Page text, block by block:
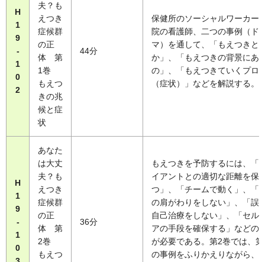
H
1
9
-
1
0
2
夫？も
えつき
症候群
の正
体 第
1巻
もえつ
きの兆
候と症
状
44分
保健所のソーシャルワーカー
院の看護師、二つの事例（ド
マ）を通して、「もえつきと
か」、「もえつきの背景にあ
の」、「もえつきていくプロ
（症状）」などを解説する。
H
1
9
-
1
0
あなた
は大丈
夫？も
えつき
症候群
の正
体 第
2巻
もえつ
36分
もえつきを予防するには、「
イアントとの適切な距離を保
つ」、「チームで動く」、「
の肩がわりをしない」、「誤
自己治療をしない」、「セル
アの手段を確保する」などの
が必要である。第2巻では、
の事例をふりかえりながら、